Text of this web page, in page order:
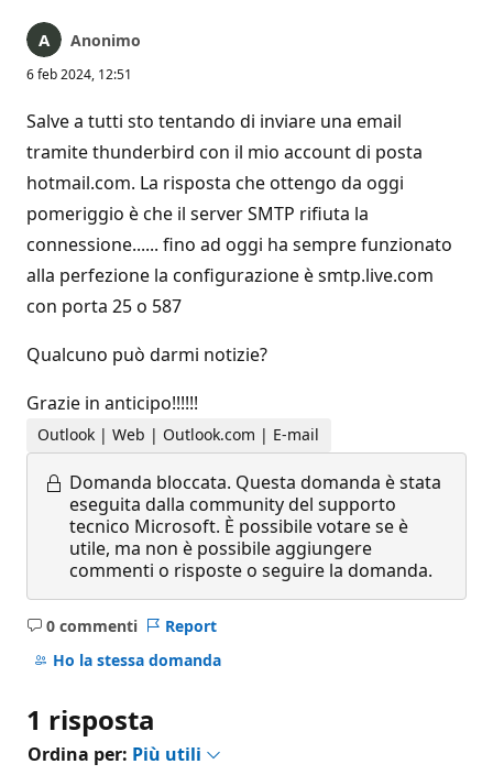
Anonimo
6 feb 2024, 12:51
Salve a tutti sto tentando di inviare una email
tramite thunderbird con il mio account di posta
hotmail.com. La risposta che ottengo da oggi
pomeriggio è che il server SMTP rifiuta la
connessione...... fino ad oggi ha sempre funzionato
alla perfezione la configurazione è smtp.live.com
con porta 25 o 587
Qualcuno può darmi notizie?
Grazie in anticipo!!!!!!
Outlook | Web | Outlook.com | E-mail
Domanda bloccata. Questa domanda è stata
eseguita dalla community del supporto
tecnico Microsoft. È possibile votare se è
utile, ma non è possibile aggiungere
commenti o risposte o seguire la domanda.
0 commenti
Nessun
commento
Report
Ho la stessa domanda
1 risposta
Ordina per: Più utili